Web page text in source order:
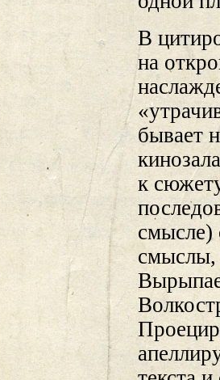
В
на
бывает
к
смысле)
смыслы,